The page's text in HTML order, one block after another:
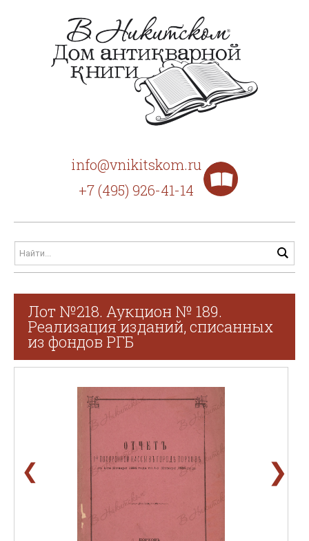
info@vnikitskom.ru
+7 (495) 926-41-14
Лот №218. Аукцион № 189.
Реализация изданий, списанных
из фондов РГБ
❮ ❯